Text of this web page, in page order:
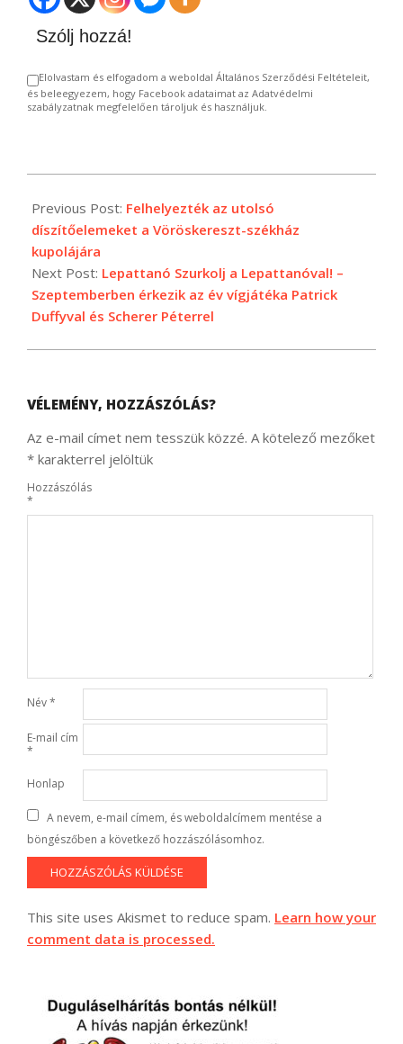
Szólj hozzá!
Elolvastam és elfogadom a weboldal Általános Szerződési Feltételeit,
és beleegyezem, hogy Facebook adataimat az Adatvédelmi
szabályzatnak megfelelően tároljuk és használjuk.
06-
16
Previous Post: Felhelyezték az utolsó
díszítőelemeket a Vöröskereszt-székház
kupolájára
Next Post: Lepattanó Szurkolj a Lepattanóval! –
Szeptemberben érkezik az év vígjátéka Patrick
Duffyval és Scherer Péterrel
VÉLEMÉNY, HOZZÁSZÓLÁS?
Az e-mail címet nem tesszük közzé. A kötelező mezőket
* karakterrel jelöltük
Hozzászólás
*
Név*
E-mail cím
*
Honlap
A nevem, e-mail címem, és weboldalcímem mentése a
böngészőben a következő hozzászólásomhoz.
This site uses Akismet to reduce spam. Learn how your
comment data is processed.